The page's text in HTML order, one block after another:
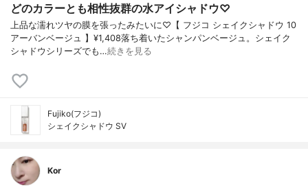
どのカラーとも相性抜群の水アイシャドウ♡
上品な濡れツヤの膜を張ったみたいに♡【 フジコ シェイクシャドウ 10
アーバンベージュ 】¥1,408落ち着いたシャンパンベージュ。シェイク
シャドウシリーズでも…続きを見る
Fujiko(フジコ)
シェイクシャドウ SV
Kor